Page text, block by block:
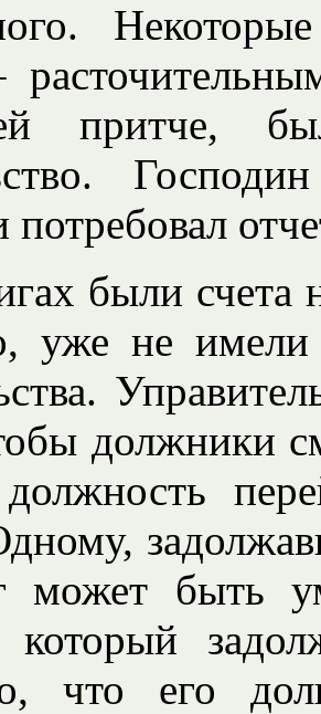
притче,
были счета
уже не
должники
может быть
который
что его